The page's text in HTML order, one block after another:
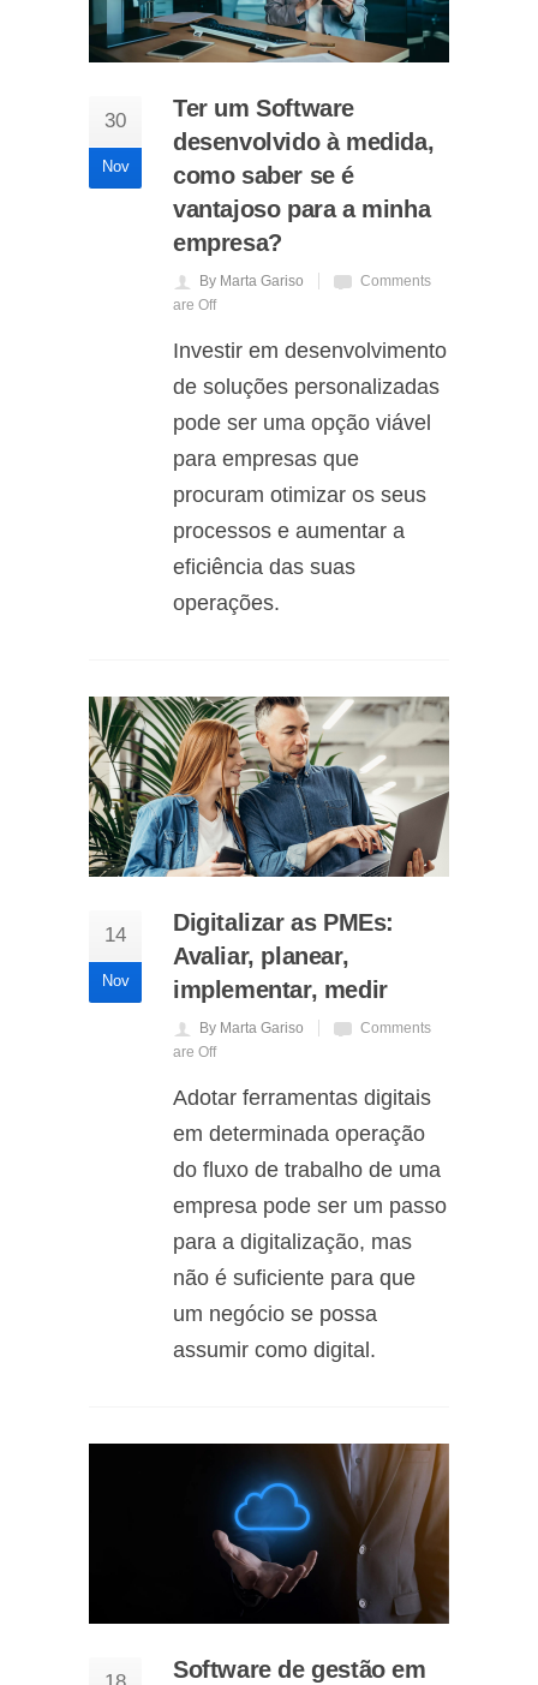
30
Nov
Ter um Software
desenvolvido à medida,
como saber se é
vantajoso para a minha
empresa?
By Marta Gariso
Comments
are Off
Investir em desenvolvimento
de soluções personalizadas
pode ser uma opção viável
para empresas que
procuram otimizar os seus
processos e aumentar a
eficiência das suas
operações.
14
Nov
Digitalizar as PMEs:
Avaliar, planear,
implementar, medir
By Marta Gariso
Comments
are Off
Adotar ferramentas digitais
em determinada operação
do fluxo de trabalho de uma
empresa pode ser um passo
para a digitalização, mas
não é suficiente para que
um negócio se possa
assumir como digital.
Software de gestão em